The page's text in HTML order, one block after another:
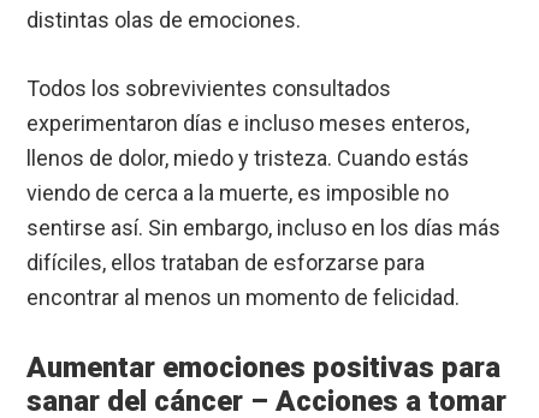
distintas olas de emociones.
Todos los sobrevivientes consultados
experimentaron días e incluso meses enteros,
llenos de dolor, miedo y tristeza. Cuando estás
viendo de cerca a la muerte, es imposible no
sentirse así. Sin embargo, incluso en los días más
difíciles, ellos trataban de esforzarse para
encontrar al menos un momento de felicidad.
Aumentar emociones positivas para
sanar del cáncer – Acciones a tomar